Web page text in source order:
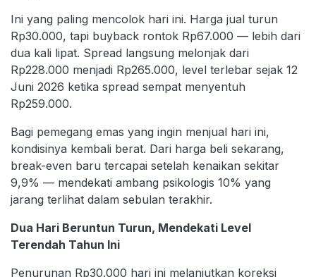
Ini yang paling mencolok hari ini. Harga jual turun
Rp30.000, tapi buyback rontok Rp67.000 — lebih dari
dua kali lipat. Spread langsung melonjak dari
Rp228.000 menjadi Rp265.000, level terlebar sejak 12
Juni 2026 ketika spread sempat menyentuh
Rp259.000.
Bagi pemegang emas yang ingin menjual hari ini,
kondisinya kembali berat. Dari harga beli sekarang,
break-even baru tercapai setelah kenaikan sekitar
9,9% — mendekati ambang psikologis 10% yang
jarang terlihat dalam sebulan terakhir.
Dua Hari Beruntun Turun, Mendekati Level
Terendah Tahun Ini
Penurunan Rp30.000 hari ini melanjutkan koreksi